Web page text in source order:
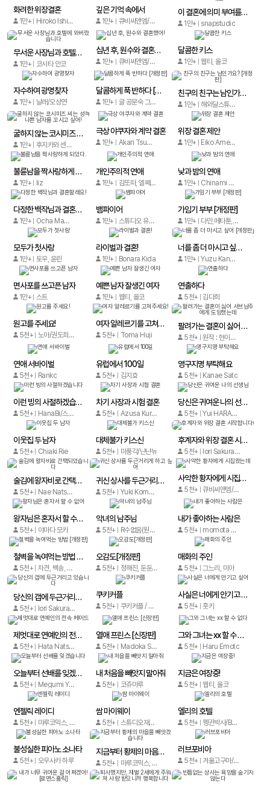
화려한 위장결혼
1만+ Hiroko Ishimaru / Nanako Naruse
깊은 기억 속에서
1만+ 큐비씨앤엠/Guangzhou Anyue
이 결혼에 의미 부여를 하지 마세요
1만+ snapstudio
무서운 사장님과 호텔에 와버렸습니다
1만+ 코시타 안코
십년 후, 원수와 결혼했어!
1만+ 큐비씨앤엠/white night
달콤한 키스
1만+ 웹티, 올코
자수하여 광명찾자
1만+ 날래/오상연
달콤하게 푹 반하다 [개정판]
1만+ 글 공문숙 그림 권열희
친구의 친구는 남인가요? [개정판]
1만+ 해와달스튜디오/오름미디어
굴하지 않는 코시미즈 씨는 성격 나쁜 남자를 꼬시고 싶어!
1만+ 후지카와 센이치
극상 야쿠자와 계약 결혼
1만+ Akari Tsuchihashi
위장 결혼 제안
1만+ Eiko Amemiya
불륜남을 짝사랑하게 되었다.
1만+ liz
개인주의적 연애
1만+ 김또따, 엘쩨, 견우
낮과 밤의 연애
1만+ Chinami Akio
다정한 백작님과 결혼할래요!
1만+ Ocha Machiko, Sora Hinata, Satsuki Shiina
뱀파이어
1만+ 스튜디오 유록문화 (yoolook culture studio)
가임기 부부 [개정판]
1만+ 다만,메타툰,냘라,아이미디어,금단
모두가 첫사랑
1만+ 토우, 윤린
라이벌과 결혼!
1만+ Bonara Kida
너를 좀 더 마시고 싶어 [개정판]
1만+ Yuzu Kanzaki
면사포를 쓰고픈 남자
1만+ 스트
예쁜 남자 잘생긴 여자
1만+ 웹티, 올코
연출하다
5천+ 김다희
원고를 주세요!
5천+ 노아/권도희, 인디고
여자 알레르기를 고쳐주세요!
5천+ Toma Huji
팔려가는 결혼이 싫어 서브남주에게 도망쳤는데
5천+ 원작 : 현이령 글 : 진리군 그림 : 늘양
연애 서바이벌
5천+ Ranko
유럽에서 100일
5천+ 김지효
영구지명 부탁해요
5천+ Kanae Sato
이런 빙의 사절하겠습니다
5천+ HanaBi/스튜디오원픽
차기 사장과 시험 결혼
5천+ Azusa Kurono, Namika Ebi
당신은 귀여운 나의 선생님
5천+ Yui HARADA
이웃집 두 남자
5천+ Chiaki Rie
대체불가 키스신
5천+ 마풍각/냔냔뉴
후계자와 위장 결혼 시작합니다!
5천+ Iori Sakura, Yuki Ishikawa
술김에 왕자비로 간택되었습니다
5천+ Nae Natsuno
귀신 상사를 두근거리게 하고 싶어
5천+ Yuki Komachi
사악한 황자에게 시집왔는데
5천+ 큐비씨앤엠/Guangzhou Anyue
왕자님은 혼자서 할 수 없어
5천+ 야마다 모카
악녀의 남주님
5천+ R수없음(원작: 이하론)
내가 좋아하는 사람은
5천+ momota aco
철벽을 녹여먹는 방법 [개정판]
5천+ 차견, 백송, 리아나Riana
오감도[개정판]
5천+ 정해진, 둔둔, 초창, 메타툰
매화의 주인
5천+ 그느리, 미아
당신의 갭에 두근거리고 있습니다
5천+ Iori Sakura, Asumi Hara
쿠키커플
5천+ 쿠키커플 / 유미
사실은 너에게 안기고 싶어
5천+ 훗카
제멋대로 연예인의 전속 메이드
5천+ Hata Natsuha
열애 프린스 [신장판]
5천+ Madoka Seizuki
그와 그녀는 xx 할 수 없다
5천+ Haru Emoto
오늘부터 선배를 잊겠습니다
5천+ Megumi Yamaguchi
내 처음을 빼앗지 말아줘
5천+ 코쥬마루
지금은 여장중!
5천+ 웹티, 올코
엔젤릭 레이디
5천+ 마루코믹스, 수수
쌈 마이웨이
5천+ 스튜디오재미, 쥬니, 초코라떼/ KBS, 임상춘
엘리의 호텔
5천+ 펭귄박사/Bora Song,MU/스튜디오원픽
불성실한 피아노 소나타
5천+ 오우사카 하루
지금부터 황제의 마음을 빼앗겠습니다
5천+ 마루코믹스, kiki
러브포비아
5천+ 겨울고구마/로바도키